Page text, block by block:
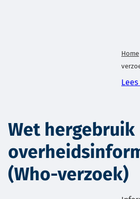
Home
Wet hergebruik
(Who-verzoek)